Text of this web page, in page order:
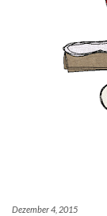
Dezember 4, 2015